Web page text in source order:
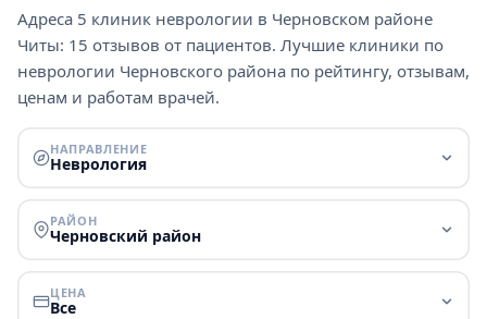
Адреса 5 клиник неврологии в Черновском районе
Читы: 15 отзывов от пациентов. Лучшие клиники по
неврологии Черновского района по рейтингу, отзывам,
ценам и работам врачей.
НАПРАВЛЕНИЕ
Неврология
РАЙОН
Черновский район
ЦЕНА
Все